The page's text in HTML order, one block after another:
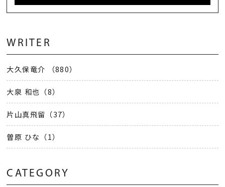
WRITER
大久保竜介 （880）
大泉 和也（8）
片山真飛留（37）
曽原 ひな（1）
CATEGORY